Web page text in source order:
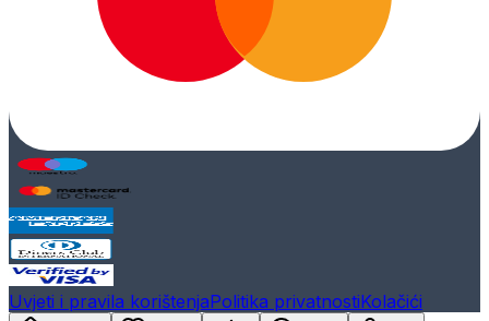
Uvjeti i pravila korištenjaPolitika privatnostiKolačići